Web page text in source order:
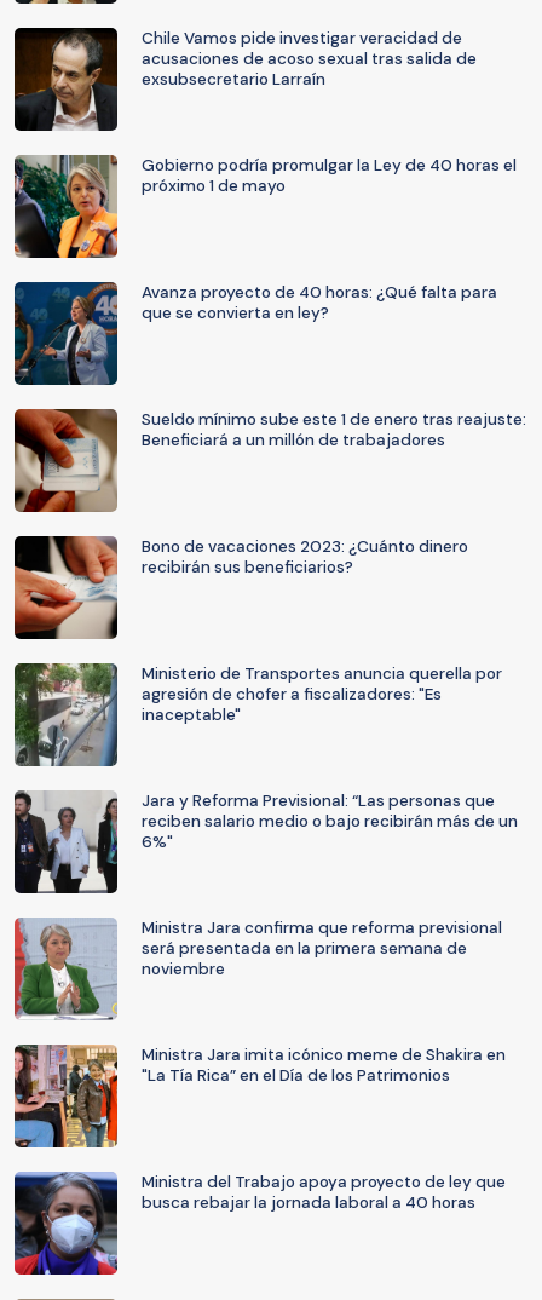
Chile Vamos pide investigar veracidad de
acusaciones de acoso sexual tras salida de
exsubsecretario Larraín
Gobierno podría promulgar la Ley de 40 horas el
próximo 1 de mayo
Avanza proyecto de 40 horas: ¿Qué falta para
que se convierta en ley?
Sueldo mínimo sube este 1 de enero tras reajuste:
Beneficiará a un millón de trabajadores
Bono de vacaciones 2023: ¿Cuánto dinero
recibirán sus beneficiarios?
Ministerio de Transportes anuncia querella por
agresión de chofer a fiscalizadores: "Es
inaceptable"
Jara y Reforma Previsional: “Las personas que
reciben salario medio o bajo recibirán más de un
6%"
Ministra Jara confirma que reforma previsional
será presentada en la primera semana de
noviembre
Ministra Jara imita icónico meme de Shakira en
"La Tía Rica” en el Día de los Patrimonios
Ministra del Trabajo apoya proyecto de ley que
busca rebajar la jornada laboral a 40 horas